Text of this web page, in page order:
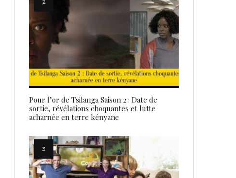
Pour l’or de Tsilanga Saison 2 : Date de
sortie, révélations choquantes et lutte
acharnée en terre kényane